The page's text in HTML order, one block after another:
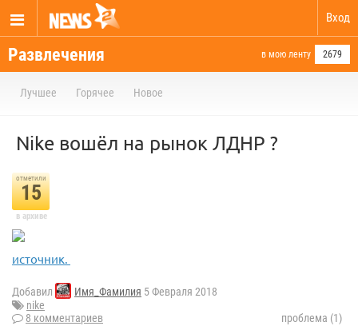
Вход
Развлечения в мою ленту 2679
Лучшее Горячее Новое
Nike вошёл на рынок ЛДНР ?
отметили
15
в архиве
источник.
Добавил Имя_Фамилия 5 Февраля 2018
nike
8 комментариев
проблема (1)